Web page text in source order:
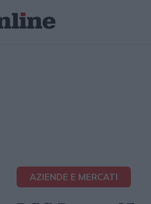
AZIENDE E MERCATI